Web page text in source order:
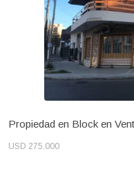
Propiedad en Block en
USD 275.000